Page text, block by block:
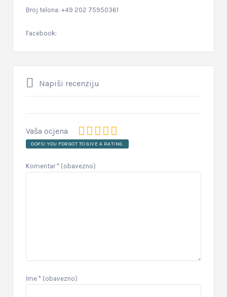
Broj telona: +49 202 75950361
Facebook:
Napiši recenziju
Vaša ocjena
OOPS! YOU FORGOT TO GIVE A RATING.
Komentar* (obavezno)
Ime * (obavezno)